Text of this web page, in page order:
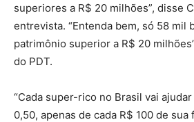
superiores a R$ 20 milhões”, disse
entrevista. “Entenda bem, só 58 mil
patrimônio superior a R$ 20
do PDT.
“Cada super-rico no Brasil vai
0,50, apenas de cada R$ 100 de sua